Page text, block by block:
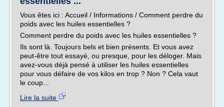
Vous êtes ici : Accueil / Informations / Comment perdre du
poids avec les huiles essentielles ?
Comment perdre du poids avec les huiles essentielles ?
Ils sont là. Toujours bels et bien présents. Et vous avez
peut-être tout essayé, ou presque, pour les déloger. Mais
avez-vous déjà pensé à utiliser les huiles essentielles
pour vous défaire de vos kilos en trop ? Non ? Cela vaut
le coup...
Lire la suite